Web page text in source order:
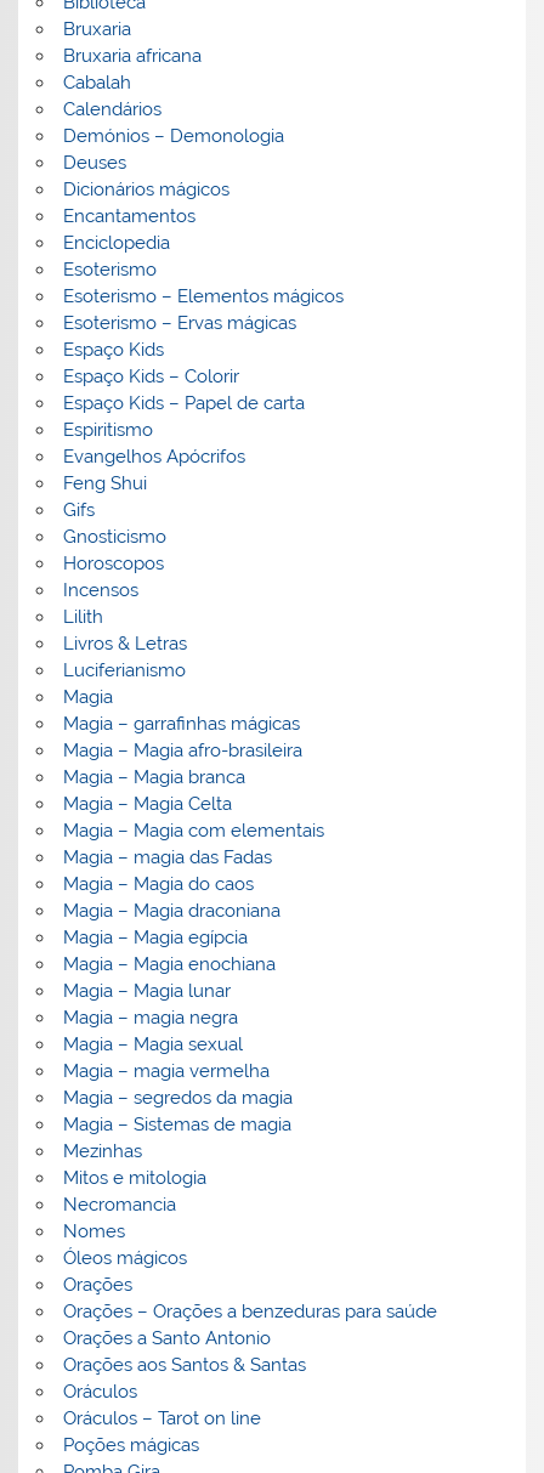
Bruxaria
Bruxaria africana
Cabalah
Calendários
Demónios – Demonologia
Deuses
Dicionários mágicos
Encantamentos
Enciclopedia
Esoterismo
Esoterismo – Elementos mágicos
Esoterismo – Ervas mágicas
Espaço Kids
Espaço Kids – Colorir
Espaço Kids – Papel de carta
Espiritismo
Evangelhos Apócrifos
Feng Shui
Gifs
Gnosticismo
Horoscopos
Incensos
Lilith
Livros & Letras
Luciferianismo
Magia
Magia – garrafinhas mágicas
Magia – Magia afro-brasileira
Magia – Magia branca
Magia – Magia Celta
Magia – Magia com elementais
Magia – magia das Fadas
Magia – Magia do caos
Magia – Magia draconiana
Magia – Magia egípcia
Magia – Magia enochiana
Magia – Magia lunar
Magia – magia negra
Magia – Magia sexual
Magia – magia vermelha
Magia – segredos da magia
Magia – Sistemas de magia
Mezinhas
Mitos e mitologia
Necromancia
Nomes
Óleos mágicos
Orações
Orações – Orações a benzeduras para saúde
Orações a Santo Antonio
Orações aos Santos & Santas
Oráculos
Oráculos – Tarot on line
Poções mágicas